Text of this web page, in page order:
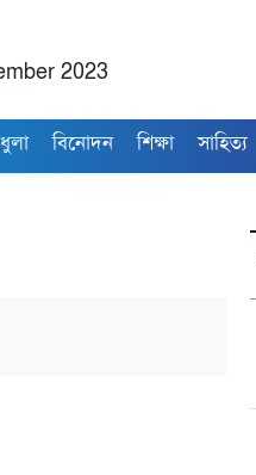
2023
বিনোদন শিক্ষা সাহিত্য